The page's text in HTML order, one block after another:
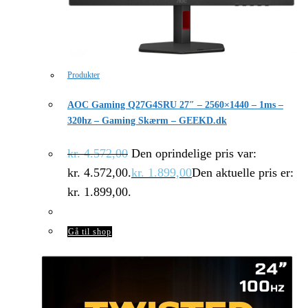
Produkter
AOC Gaming Q27G4SRU 27″ – 2560×1440 – 1ms –
320hz – Gaming Skærm – GEEKD.dk
kr.4.572,00 Den oprindelige pris var:
kr. 4.572,00.kr. 1.899,00Den aktuelle pris er:
kr. 1.899,00.
Gå til shop